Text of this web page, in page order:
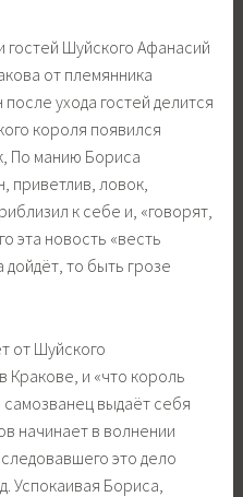
Шуйского Афанасий
от племянника
ухода гостей делится
короля появился
По манию Бориса
приветлив, ловок,
к себе и, «говорят,
эта новость «весть
то быть грозе
от Шуйского
Кракове, и «что король
самозванец выдаёт себя
начинает в волнении
это дело
Успокаивая Бориса,